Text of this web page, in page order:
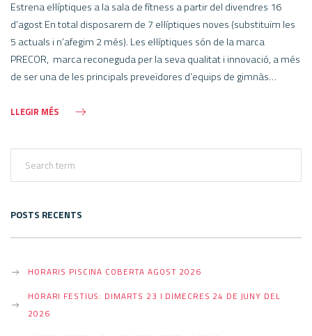
Estrena el·líptiques a la sala de fítness a partir del divendres 16
d’agost En total disposarem de 7 el·líptiques noves (substituïm les
5 actuals i n’afegim 2 més). Les el·líptiques són de la marca
PRECOR, marca reconeguda per la seva qualitat i innovació, a més
de ser una de les principals preveïdores d’equips de gimnàs…
LLEGIR MÉS
POSTS RECENTS
HORARIS PISCINA COBERTA AGOST 2026
HORARI FESTIUS: DIMARTS 23 I DIMECRES 24 DE JUNY DEL
2026